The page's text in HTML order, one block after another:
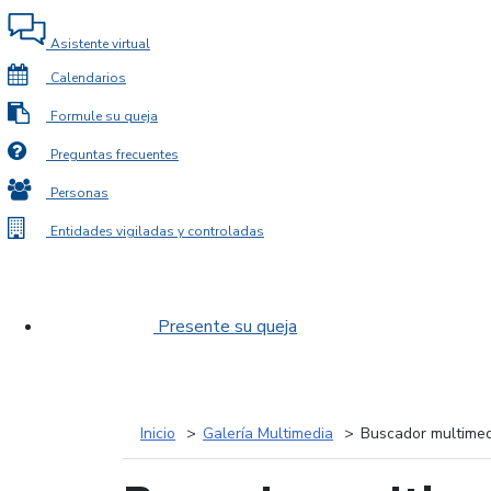
Asistente virtual
Calendarios
Formule su queja
Preguntas frecuentes
Personas
Entidades vigiladas y controladas
Presente su queja
Inicio Galería Multimedia Buscador